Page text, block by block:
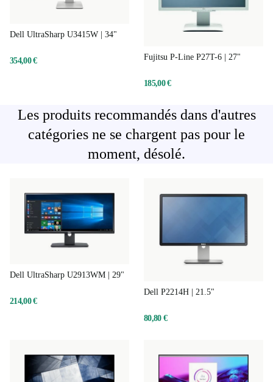
Dell UltraSharp U3415W | 34"
354,00 € Fujitsu P-Line P27T-6 | 27"
185,00 €
Les produits recommandés dans d'autres
catégories ne se chargent pas pour le
moment, désolé.
Dell UltraSharp U2913WM | 29"
214,00 €
Dell P2214H | 21.5"
80,80 €